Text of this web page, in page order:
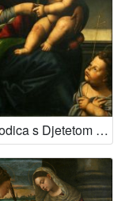
Bogorodica s Djetetom i svetim Ivanom